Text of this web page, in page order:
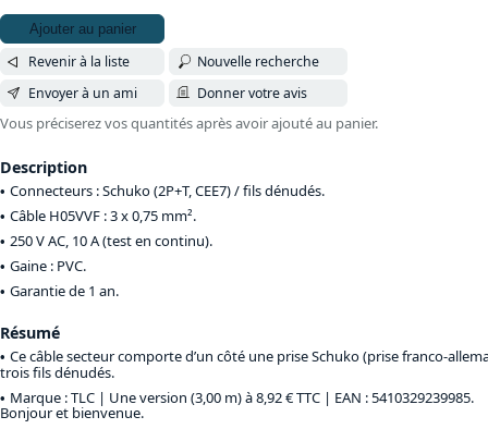
Ajouter au panier
Revenir à la liste
Nouvelle recherche
Envoyer à un ami
Donner votre avis
Vous préciserez vos quantités après avoir ajouté au panier.
Description
Connecteurs : Schuko (2P+T, CEE7) / fils dénudés.
Câble H05VVF : 3 x 0,75 mm².
250 V AC, 10 A (test en continu).
Gaine : PVC.
Garantie de 1 an.
Résumé
Ce câble secteur comporte d’un côté une prise Schuko (prise franco-
trois fils dénudés.
Marque : TLC | Une version (3,00 m) à 8,92 € TTC | EAN : 5410329239985.
Bonjour et bienvenue.